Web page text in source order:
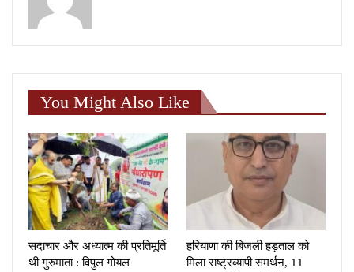
You Might Also Like
सदाचार और अध्यात्म की प्रतिमूर्ति
थी गुरुमाता : विपुल गोयल
हरियाणा की बिजली हड़ताल को
मिला राष्ट्रव्यापी समर्थन, 11